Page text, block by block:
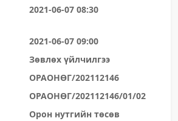
2021-06-07 08:30
2021-06-07 09:00
Зөвлөх үйлчилгээ
ОРАОНӨГ/202112146
ОРАОНӨГ/202112146/01/02
Орон нутгийн төсөв